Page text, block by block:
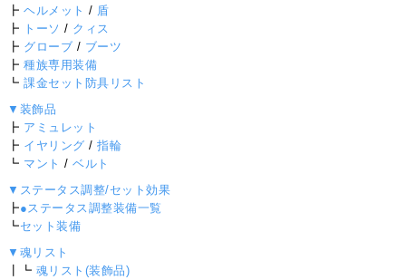
┣ヘルメット / 盾
┣ トーソ / クィス
┣ グローブ / ブーツ
┣種族専用装備
┗課金セット防具リスト
▼装飾品
┣ アミュレット
┣ イヤリング /指輪
┗ マント /ベルト
▼ステータス調整/セット効果
┣●ステータス調整装備一覧
┗セット装備
▼魂リスト
┃┗ 魂リスト(装飾品)